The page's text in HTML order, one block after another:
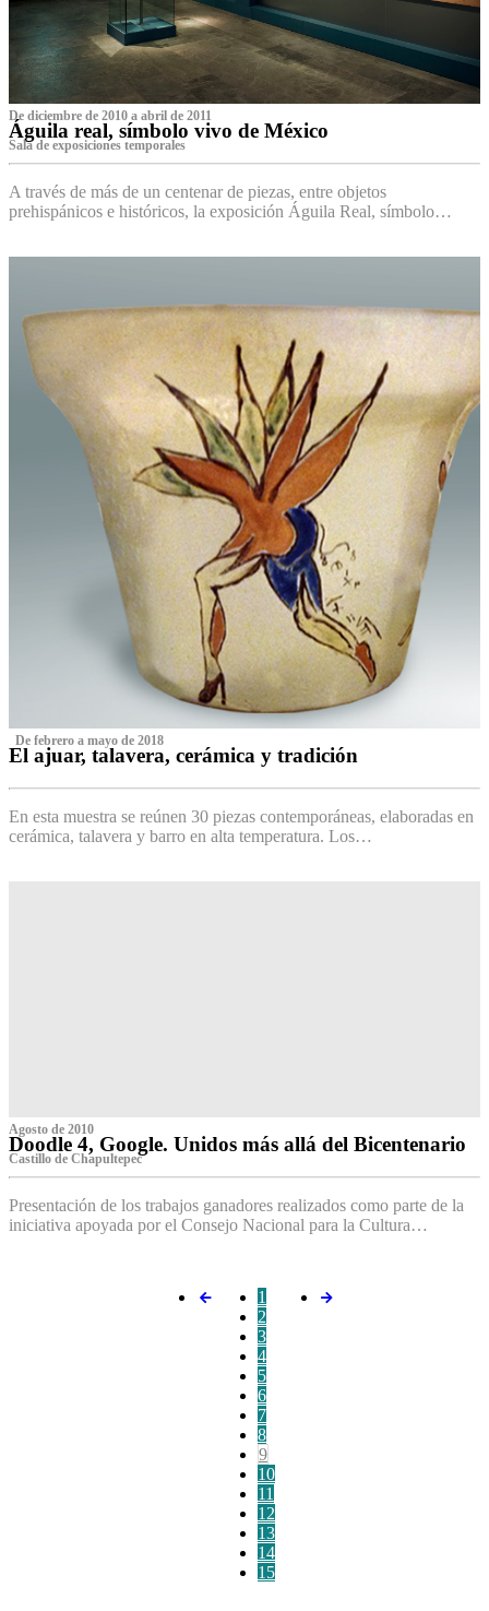
De diciembre de 2010 a abril de 2011
Águila real, símbolo vivo de México
Sala de exposiciones temporales
A través de más de un centenar de piezas, entre objetos
prehispánicos e históricos, la exposición Águila Real, símbolo…
‌ De febrero a mayo de 2018
El ajuar, talavera, cerámica y tradición
En esta muestra se reúnen 30 piezas contemporáneas, elaboradas en
cerámica, talavera y barro en alta temperatura. Los…
Agosto de 2010
Doodle 4, Google. Unidos más allá del Bicentenario
Castillo de Chapultepec
Presentación de los trabajos ganadores realizados como parte de la
iniciativa apoyada por el Consejo Nacional para la Cultura…
1
2
3
4
5
6
7
8
9
10
11
12
13
14
15